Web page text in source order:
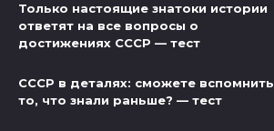
Только настоящие знатоки истории
ответят на все вопросы о
достижениях СССР — тест
СССР в деталях: сможете вспомнить
то, что знали раньше? — тест